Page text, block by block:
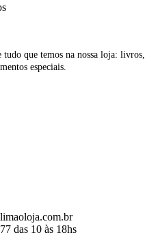
que temos na nossa loja: livros,
especiais.
das 10 às 18hs